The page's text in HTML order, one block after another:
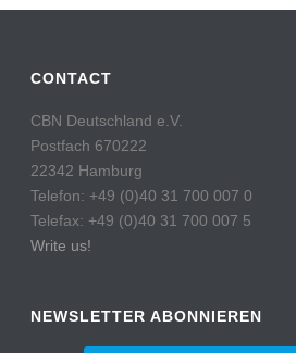
CONTACT
CBN Deutschland e.V.
Postfach 670222
22342 Hamburg
Telefon: +49 (0)40 31 700 007 0
Telefax: +49 (0)40 31 700 007 5
Write us!
NEWSLETTER ABONNIEREN